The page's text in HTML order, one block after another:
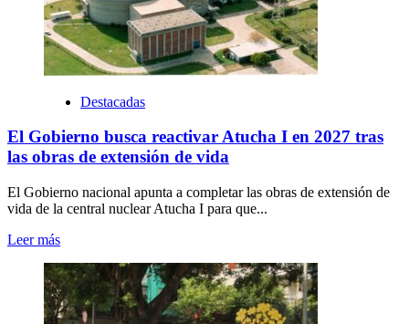
Destacadas
El Gobierno busca reactivar Atucha I en 2027 tras
las obras de extensión de vida
El Gobierno nacional apunta a completar las obras de extensión de
vida de la central nuclear Atucha I para que...
Leer más